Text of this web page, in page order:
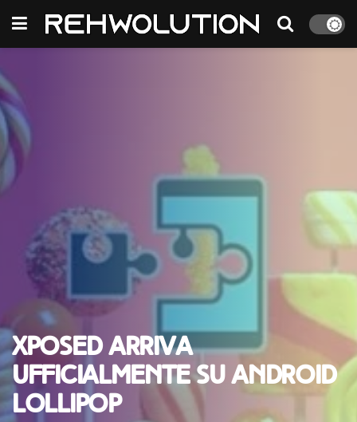
Xposed arriva
ufficialmente su Android
Lollipop